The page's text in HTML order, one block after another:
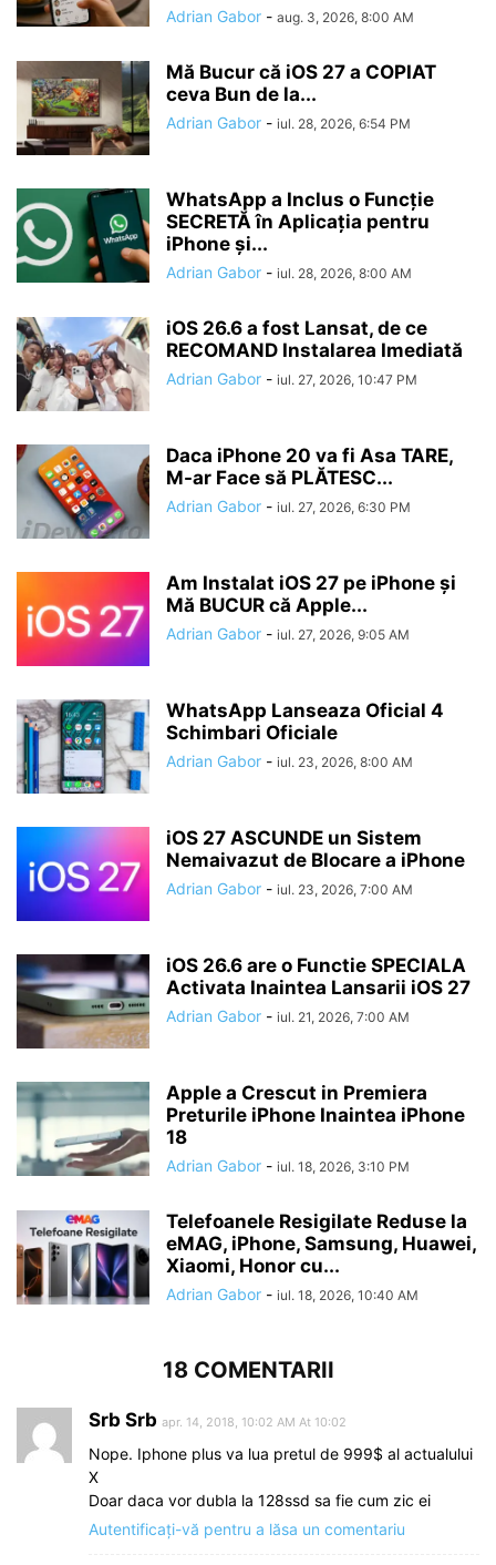
Adrian Gabor - aug. 3, 2026, 8:00 AM
Mă Bucur că iOS 27 a COPIAT
ceva Bun de la...
Adrian Gabor - iul. 28, 2026, 6:54 PM
WhatsApp a Inclus o Funcție
SECRETĂ în Aplicația pentru
iPhone și...
Adrian Gabor - iul. 28, 2026, 8:00 AM
iOS 26.6 a fost Lansat, de ce
RECOMAND Instalarea Imediată
Adrian Gabor - iul. 27, 2026, 10:47 PM
Daca iPhone 20 va fi Asa TARE,
M-ar Face să PLĂTESC...
Adrian Gabor - iul. 27, 2026, 6:30 PM
Am Instalat iOS 27 pe iPhone și
Mă BUCUR că Apple...
Adrian Gabor - iul. 27, 2026, 9:05 AM
WhatsApp Lanseaza Oficial 4
Schimbari Oficiale
Adrian Gabor - iul. 23, 2026, 8:00 AM
iOS 27 ASCUNDE un Sistem
Nemaivazut de Blocare a iPhone
Adrian Gabor - iul. 23, 2026, 7:00 AM
iOS 26.6 are o Functie SPECIALA
Activata Inaintea Lansarii iOS 27
Adrian Gabor - iul. 21, 2026, 7:00 AM
Apple a Crescut in Premiera
Preturile iPhone Inaintea iPhone
18
Adrian Gabor - iul. 18, 2026, 3:10 PM
Telefoanele Resigilate Reduse la
eMAG, iPhone, Samsung, Huawei,
Xiaomi, Honor cu...
Adrian Gabor - iul. 18, 2026, 10:40 AM
18 COMENTARII
Srb Srb apr. 14, 2018, 10:02 AM At 10:02
Nope. Iphone plus va lua pretul de 999$ al actualului
X
Doar daca vor dubla la 128ssd sa fie cum zic ei
Autentificați-vă pentru a lăsa un comentariu